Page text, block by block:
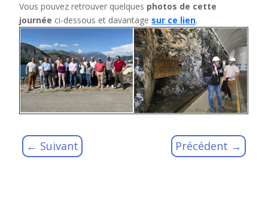
Vous pouvez retrouver quelques photos de cette
journée ci-dessous et davantage sur ce lien.
Précédent
Suivant